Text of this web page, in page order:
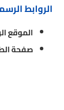
الروابط
الموقع
صفحة